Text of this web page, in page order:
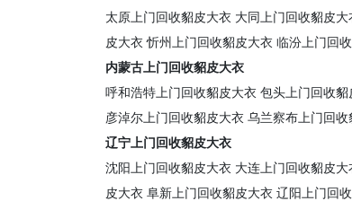
太原上门回收貂皮大衣 大同上门回收貂皮大
皮大衣 忻州上门回收貂皮大衣 临汾上门回
内蒙古上门回收貂皮大衣
呼和浩特上门回收貂皮大衣 包头上门回收貂
彦淖尔上门回收貂皮大衣 乌兰察布上门回收
辽宁上门回收貂皮大衣
沈阳上门回收貂皮大衣 大连上门回收貂皮大
皮大衣 阜新上门回收貂皮大衣 辽阳上门回